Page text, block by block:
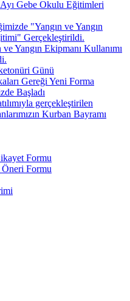
Gebe Okulu Eğitimleri
"Yangın ve Yangın
Gerçekleştirildi.
Yangın Ekipmanı Kullanımı
Günü
Gereği Yeni Forma
Başladı
gerçekleştirilen
Kurban Bayramı
Formu
Formu